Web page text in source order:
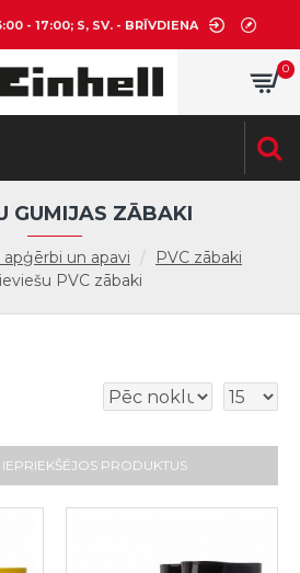
- 17:00; S, SV. - BRĪVDIENA
0
apģērbi un apavi
PVC zābaki
PVC zābaki
GUMIJAS ZĀBAKI
PRODUKTUS